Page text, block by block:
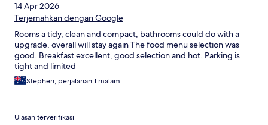
14 Apr 2026
Terjemahkan dengan Google
Rooms a tidy, clean and compact, bathrooms could do with a
upgrade, overall will stay again The food menu selection was
good. Breakfast excellent, good selection and hot. Parking is
tight and limited
Stephen, perjalanan 1 malam
Ulasan terverifikasi